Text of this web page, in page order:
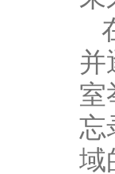
并
室
忘
域